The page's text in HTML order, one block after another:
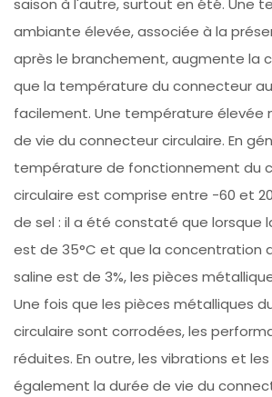
saison à l'autre, surtout en été. Une
ambiante élevée, associée à la
après le branchement, augmente la
que la température du connecteur
facilement. Une température élevée
de vie du connecteur circulaire. En
température de fonctionnement du
circulaire est comprise entre -60 et
de sel : il a été constaté que lorsque
est de 35°C et que la concentration
saline est de 3%, les pièces
Une fois que les pièces métalliques
circulaire sont corrodées, les
réduites. En outre, les vibrations et
également la durée de vie du